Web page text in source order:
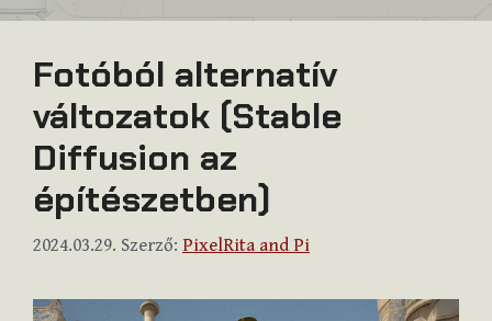
Fotóból alternatív
változatok (Stable
Diffusion az
építészetben)
2024.03.29. Szerző: PixelRita and Pi